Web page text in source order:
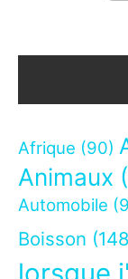
Afrique (90)
Animaux
Automobile
Boisson